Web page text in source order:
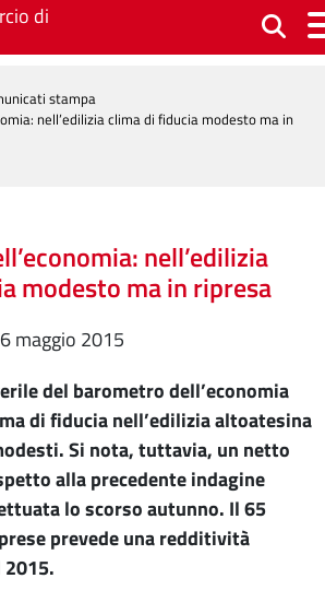
di
stampa
nell’edilizia clima di fiducia modesto ma in
nell’edilizia
modesto ma in ripresa
maggio 2015
del barometro dell’economia
di fiducia nell’edilizia altoatesina
Si nota, tuttavia, un netto
alla precedente indagine
lo scorso autunno. Il 65
prevede una redditività